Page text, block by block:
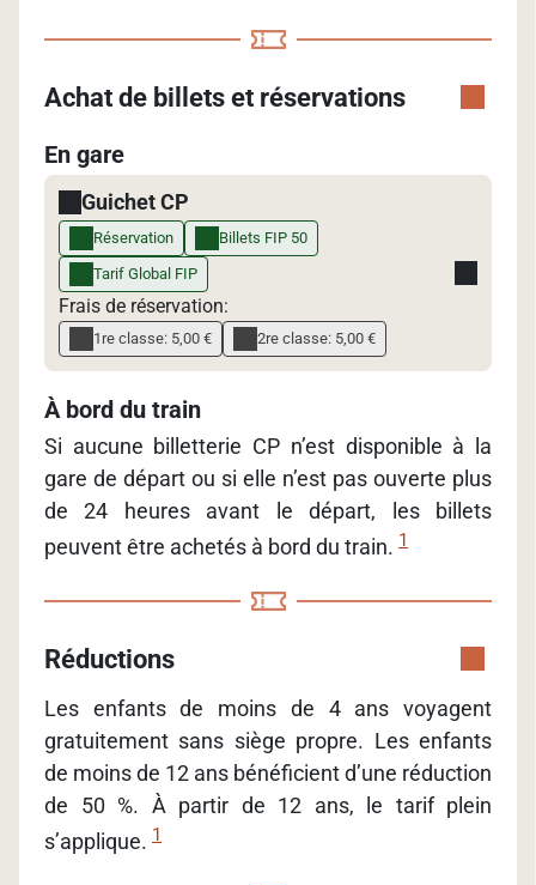
Achat de billets et réservations
En gare
Guichet CP
Réservation
Billets FIP 50
Tarif Global FIP
Frais de réservation:
1re classe: 5,00 € 2re classe: 5,00 €
À bord du train
Si aucune billetterie CP n’est disponible à la
gare de départ ou si elle n’est pas ouverte plus
de 24 heures avant le départ, les billets
peuvent être achetés à bord du train. 1
Réductions
Les enfants de moins de 4 ans voyagent
gratuitement sans siège propre. Les enfants
de moins de 12 ans bénéficient d’une réduction
de 50 %. À partir de 12 ans, le tarif plein
s’applique. 1